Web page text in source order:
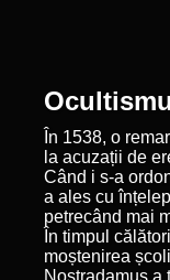
În 1538, o
la acuzații de
Când i s-a
a ales cu
petrecând mai
În timpul
moștenirea
Nostradamus a